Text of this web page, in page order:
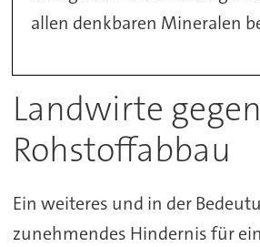
allen denkbaren Mineralen
Landwirte gegen
Rohstoffabbau
Ein weiteres und in der
zunehmendes Hindernis für